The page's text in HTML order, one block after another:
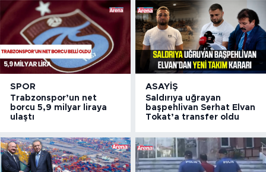
SPOR
Trabzonspor’un net
borcu 5,9 milyar liraya
ulaştı
ASAYIŞ
Saldırıya uğrayan
başpehlivan Serhat Elvan
Tokat’a transfer oldu